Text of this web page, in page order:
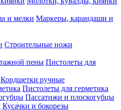
Маркеры, карандаши и
Строительные ножи
Пистолеты для
Кордщетки ручные
Пистолеты для герметика
Пассатижи и плоскогубцы
Кусачки и бокорезы